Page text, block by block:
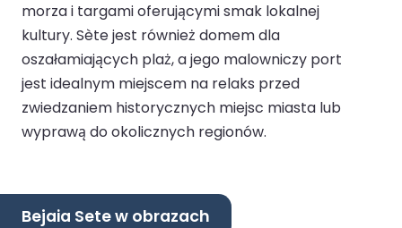
morza i targami oferującymi smak lokalnej
kultury. Sète jest również domem dla
oszałamiających plaż, a jego malowniczy port
jest idealnym miejscem na relaks przed
zwiedzaniem historycznych miejsc miasta lub
wyprawą do okolicznych regionów.
Bejaia Sete w obrazach